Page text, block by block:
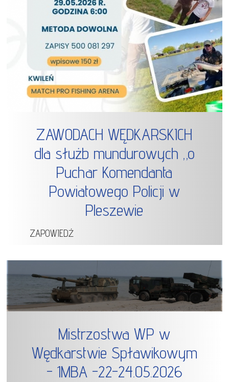
ZAWODACH WĘDKARSKICH
dla służb mundurowych „o
Puchar Komendanta
Powiatowego Policji w
Pleszewie
ZAPOWIEDŹ
Mistrzostwa WP w
Wędkarstwie Spławikowym
- 1MBA -22-24.05.2026